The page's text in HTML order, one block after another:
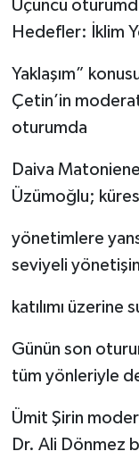
Üçüncü
Hedefler: İklim
Yaklaşım”
Çetin’in
oturumda
Daiva
Üzümoğlu;
yönetimlere
seviyeli
katılımı
Günün son
tüm yönleriyle
Ümit Şirin
Dr. Ali Dönmez